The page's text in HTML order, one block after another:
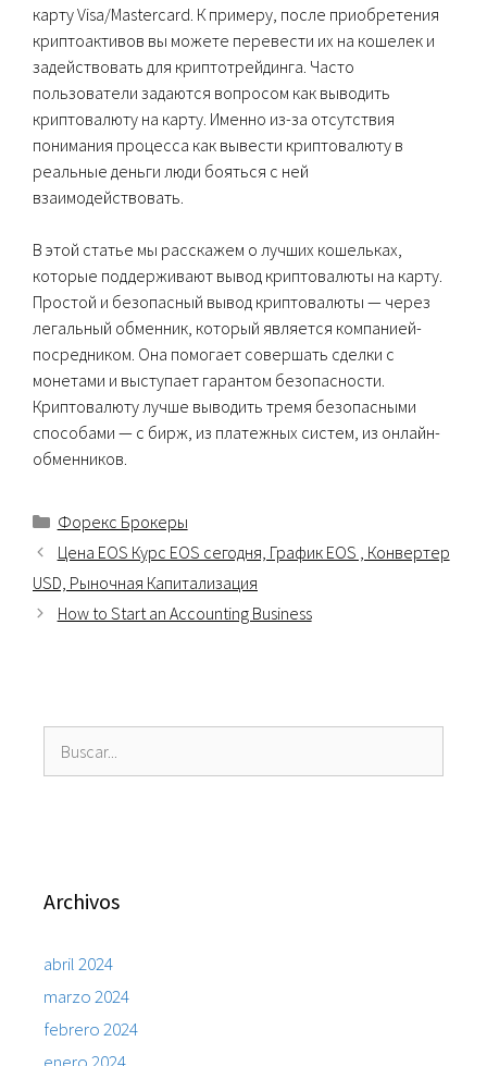
карту Visa/Mastercard. К примеру, после приобретения
криптоактивов вы можете перевести их на кошелек и
задействовать для криптотрейдинга. Часто
пользователи задаются вопросом как выводить
криптовалюту на карту. Именно из-за отсутствия
понимания процесса как вывести криптовалюту в
реальные деньги люди бояться с ней
взаимодействовать.
В этой статье мы расскажем о лучших кошельках,
которые поддерживают вывод криптовалюты на карту.
Простой и безопасный вывод криптовалюты — через
легальный обменник, который является компанией-
посредником. Она помогает совершать сделки с
монетами и выступает гарантом безопасности.
Криптовалюту лучше выводить тремя безопасными
способами — с бирж, из платежных систем, из онлайн-
обменников.
Categorías
Форекс Брокеры
Цена EOS Курс EOS сегодня, График EOS , Конвертер
USD, Рыночная Капитализация
How to Start an Accounting Business
Archivos
abril 2024
marzo 2024
febrero 2024
enero 2024